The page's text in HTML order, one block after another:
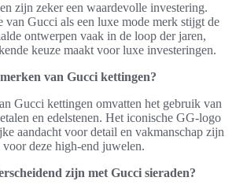
zijn zeker een waardevolle investering.
van Gucci als een luxe mode merk stijgt de
ontwerpen vaak in de loop der jaren,
keuze maakt voor luxe investeringen.
van Gucci kettingen?
Gucci kettingen omvatten het gebruik van
en edelstenen. Het iconische GG-logo
aandacht voor detail en vakmanschap zijn
deze high-end juwelen.
zijn met Gucci sieraden?